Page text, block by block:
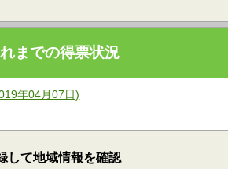
までの得票状況
年04月07日)
して地域情報を確認